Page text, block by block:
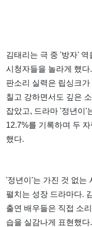
김태리는 극 중 '방자'
시청자들을 놀라게 했
판소리 실력은 립싱크
칠고 강하면서도 깊은
잡았고, 드라마 '정년이'
12.7%를 기록하며 두
했다.
'정년이'는 가진 것 없는
펼치는 성장 드라마다.
출연 배우들은 직접 소
습을 실감나게 표현했